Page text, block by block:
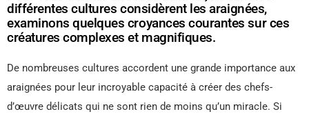
différentes cultures considèrent les araignées,
examinons quelques croyances courantes sur ces
créatures complexes et magnifiques.
De nombreuses cultures accordent une grande importance aux
araignées pour leur incroyable capacité à créer des chefs-
d’œuvre délicats qui ne sont rien de moins qu’un miracle. Si